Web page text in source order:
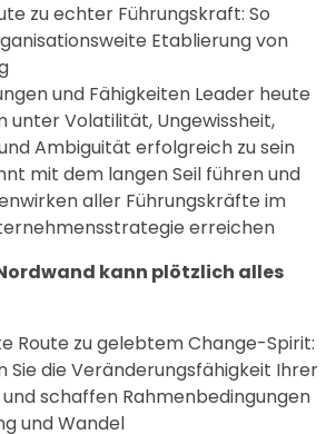
zu echter Führungskraft: So
Etablierung von
und Fähigkeiten Leader heute
unter Volatilität, Ungewissheit,
Ambiguität erfolgreich zu sein
mit dem langen Seil führen und
aller Führungskräfte im
erreichen
Nordwand kann plötzlich alles
Route zu gelebtem Change-Spirit:
Sie die Veränderungsfähigkeit Ihrer
schaffen Rahmenbedingungen
und Wandel